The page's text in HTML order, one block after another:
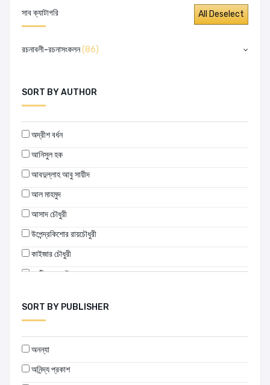
সাব ক্যাটাগরি
রচনাবলী-রচনাসংকলন(86)
SORT BY AUTHOR
অদ্রীশ বর্ধন
আনিসুল হক
আবদুল্লাহ আবু সায়ীদ
আল মাহমুদ
আসাদ চৌধুরী
উপেন্দ্রকিশোর রায়চৌধুরী
কাইজার চৌধুরী
কাজী নজরুল ইসলাম
দুলেন্দ্র ভৌমিক
নাসরীন মুস্তাফা
SORT BY PUBLISHER
অনন্যা
অনিন্দ্য প্রকাশ